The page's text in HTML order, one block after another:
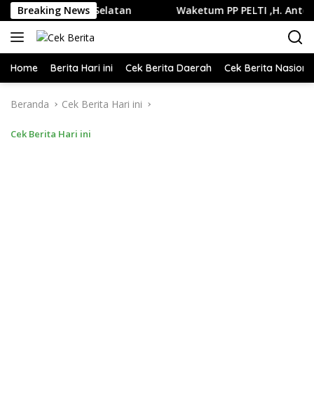
Langsung
ke
konten
Breaking News
Jakarta Selatan Waketum PP PELTI ,H. Anton
Home Berita Hari ini Cek Berita Daerah Cek Berita
Beranda Cek Berita Hari ini
Cek Berita Hari ini